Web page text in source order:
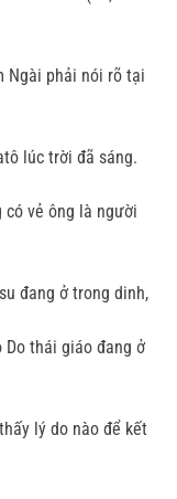
Ngài phải nói rõ tại
lúc trời đã sáng.
vẻ ông là người
đang ở trong dinh,
Do thái giáo đang ở
lý do nào để kết